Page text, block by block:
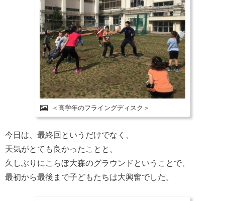
＜高学年のフライングディスク＞
今日は、最終回というだけでなく、
天気がとても良かったことと、
久しぶりにこらぼ大森のグラウンドということで、
最初から最後まで子どもたちは大興奮でした。